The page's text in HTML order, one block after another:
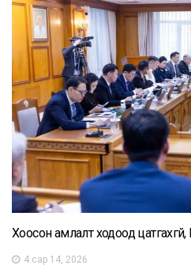
Хоосон амлалт ходоод
4 сар 14, 2026